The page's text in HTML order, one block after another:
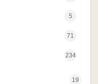
5
71
234
19